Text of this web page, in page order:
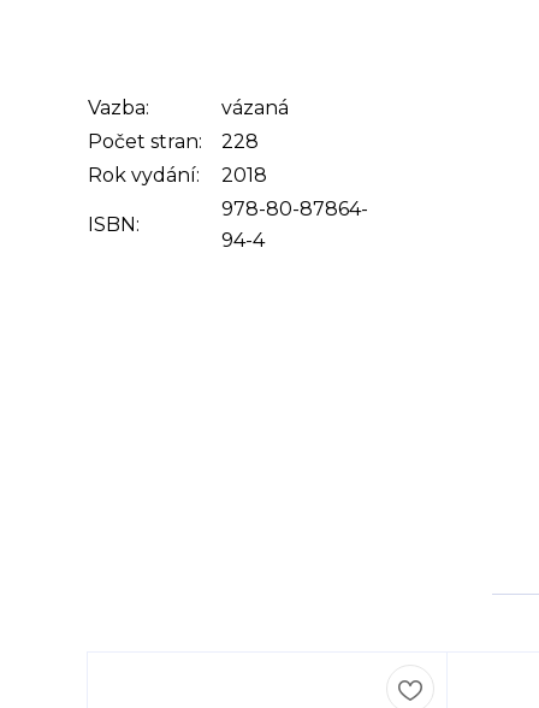
Vazba:
vázaná
Počet stran:
228
Rok vydání:
2018
ISBN:
978-80-87864-
94-4